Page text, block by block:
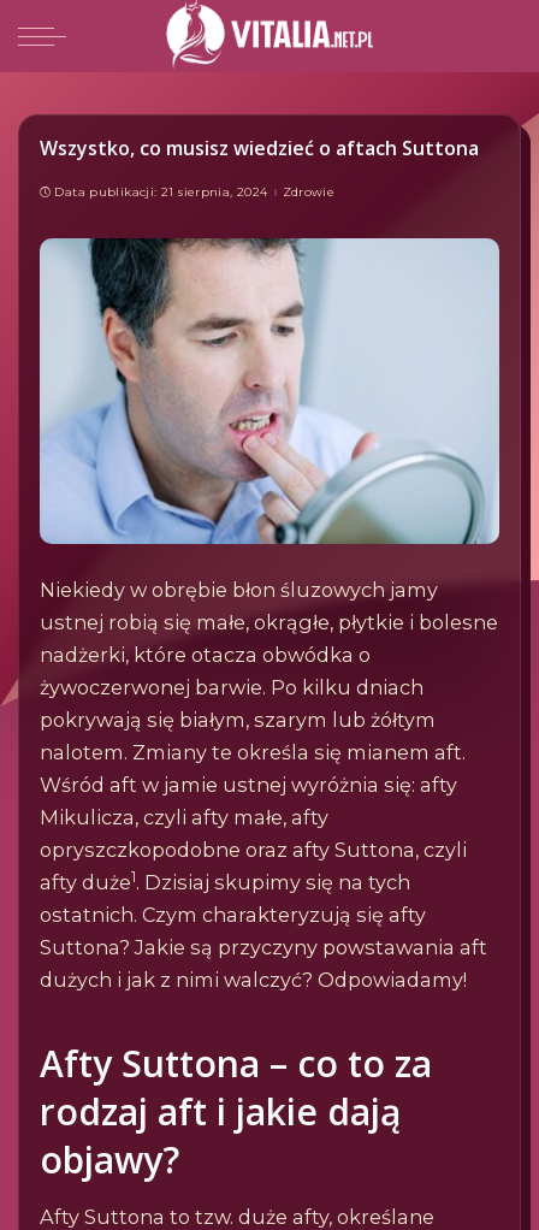
Wszystko, co musisz wiedzieć o aftach Suttona
Data publikacji: 21 sierpnia, 2024 Zdrowie
Niekiedy w obrębie błon śluzowych jamy
ustnej robią się małe, okrągłe, płytkie i bolesne
nadżerki, które otacza obwódka o
żywoczerwonej barwie. Po kilku dniach
pokrywają się białym, szarym lub żółtym
nalotem. Zmiany te określa się mianem aft.
Wśród aft w jamie ustnej wyróżnia się: afty
Mikulicza, czyli afty małe, afty
opryszczkopodobne oraz afty Suttona, czyli
afty duże1. Dzisiaj skupimy się na tych
ostatnich. Czym charakteryzują się afty
Suttona? Jakie są przyczyny powstawania aft
dużych i jak z nimi walczyć? Odpowiadamy!
Afty Suttona – co to za
rodzaj aft i jakie dają
objawy?
Afty Suttona to tzw. duże afty, określane